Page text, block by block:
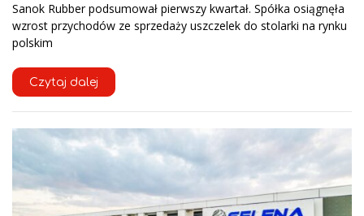
Sanok Rubber podsumował pierwszy kwartał. Spółka osiągnęła
wzrost przychodów ze sprzedaży uszczelek do stolarki na rynku
polskim
Czytaj dalej